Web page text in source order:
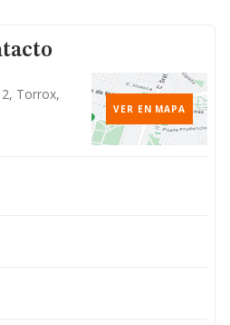
Torrox,
VER EN MAPA